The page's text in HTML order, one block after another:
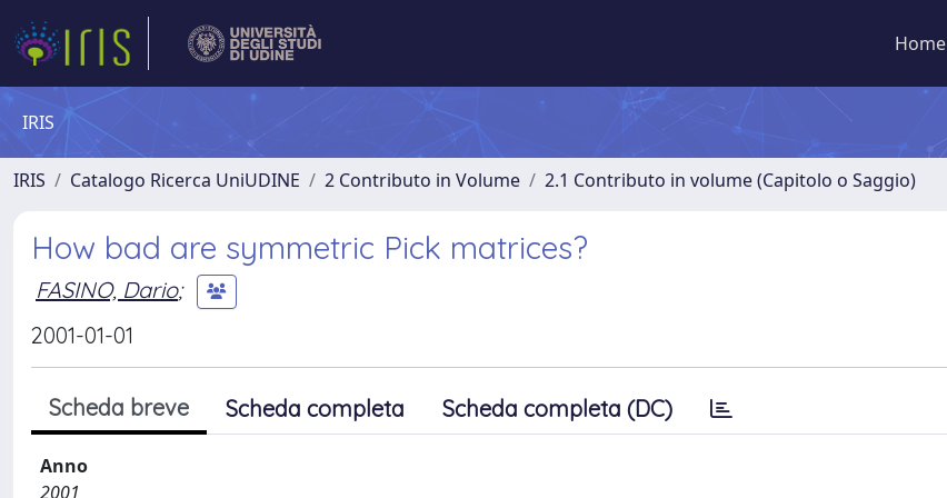
Home
IRIS
IRIS Catalogo Ricerca UniUDINE 2 Contributo in Volume 2.1 Contributo in volume (Capitolo o Saggio)
How bad are symmetric Pick matrices?
FASINO, Dario;
2001-01-01
Scheda breve Scheda completa Scheda completa (DC)
Anno
2001